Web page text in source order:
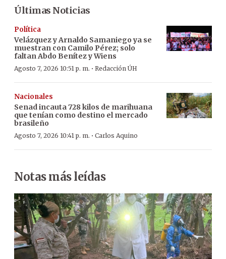
Últimas Noticias
Política
Velázquez y Arnaldo Samaniego ya se
muestran con Camilo Pérez; solo
faltan Abdo Benítez y Wiens
Agosto 7, 2026 10:51 p. m. · Redacción ÚH
Nacionales
Senad incauta 728 kilos de marihuana
que tenían como destino el mercado
brasileño
Agosto 7, 2026 10:41 p. m. · Carlos Aquino
Notas más leídas